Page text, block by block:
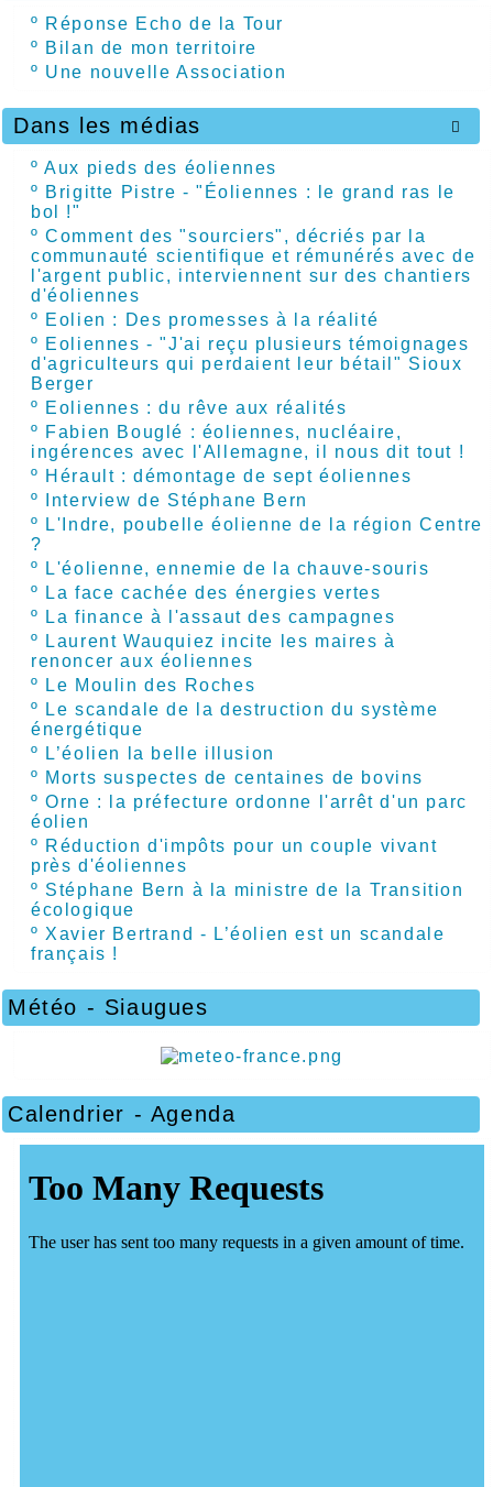
º Réponse Echo de la Tour
º Bilan de mon territoire
º Une nouvelle Association

Dans les médias
ºAux pieds des éoliennes
º Brigitte Pistre - "Éoliennes : le grand ras le
bol !"
ºComment des "sourciers", décriés par la
communauté scientifique et rémunérés avec de
l'argent public, interviennent sur des chantiers
d'éoliennes
º Eolien : Des promesses à la réalité
º Eoliennes - "J'ai reçu plusieurs témoignages
d'agriculteurs qui perdaient leur bétail" Sioux
Berger
º Eoliennes : du rêve aux réalités
º Fabien Bouglé : éoliennes, nucléaire,
ingérences avec l'Allemagne, il nous dit tout !
º Hérault : démontage de sept éoliennes
º
Interview de Stéphane Bern
º L'Indre, poubelle éolienne de la région Centre
?
º L'éolienne, ennemie de la chauve-souris
º La face cachée des énergies vertes
º La finance à l'assaut des campagnes
º Laurent Wauquiez incite les maires à
renoncer aux éoliennes
º Le Moulin des Roches
º Le scandale de la destruction du système
énergétique
º L’éolien la belle illusion
º Morts suspectes de centaines de bovins
ºOrne : la préfecture ordonne l'arrêt d'un parc
éolien
º Réduction d'impôts pour un couple vivant
près d'éoliennes
º Stéphane Bern à la ministre de la Transition
écologique
º Xavier Bertrand - L’éolien est un scandale
français !
Météo - Siaugues
Calendrier - Agenda